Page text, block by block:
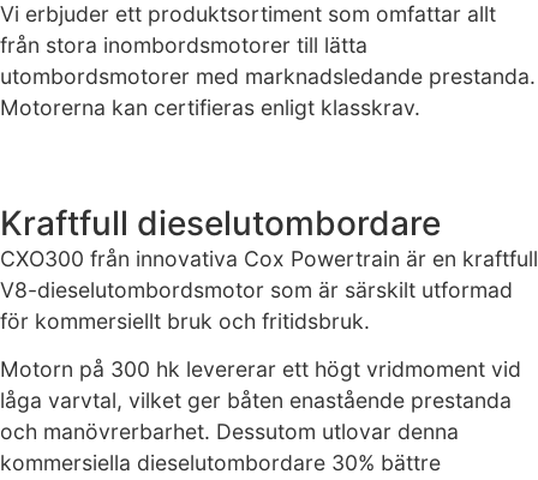
Vi erbjuder ett produktsortiment som omfattar allt
från stora inombordsmotorer till lätta
utombordsmotorer med marknadsledande prestanda.
Motorerna kan certifieras enligt klasskrav.
Kraftfull dieselutombordare
CXO300 från innovativa Cox Powertrain är en kraftfull
V8-dieselutombordsmotor som är särskilt utformad
för kommersiellt bruk och fritidsbruk.
Motorn på 300 hk levererar ett högt vridmoment vid
låga varvtal, vilket ger båten enastående prestanda
och manövrerbarhet. Dessutom utlovar denna
kommersiella dieselutombordare 30% bättre
Nödvändiga
går inte att
välja bort. De
behövs för
att hemsidan
över huvud